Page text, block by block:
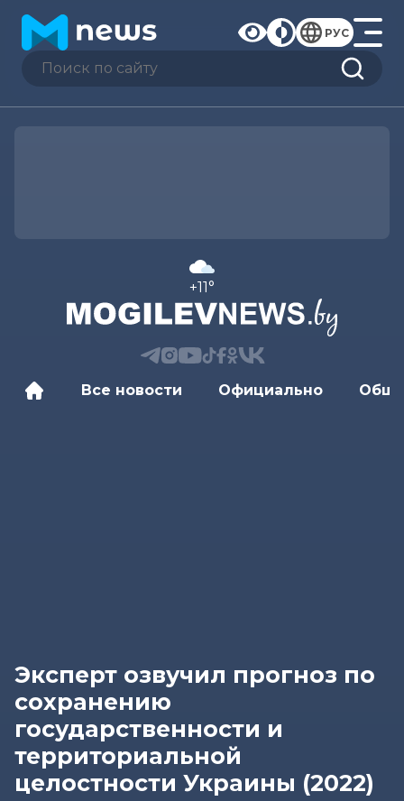
РУС
+11°
Все новости Официально
Эксперт озвучил прогноз по
сохранению
государственности и
территориальной
целостности Украины (2022)